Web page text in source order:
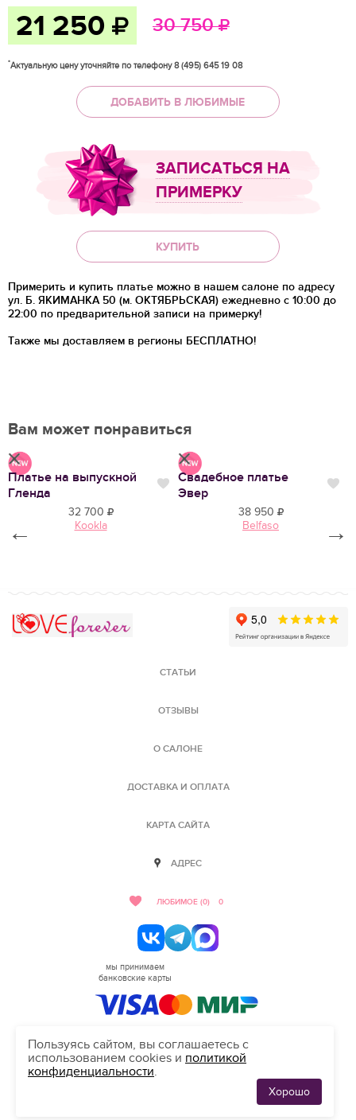
21 250 30 750
*Актуальную цену уточняйте по телефону 8 (495) 645 19 08
ДОБАВИТЬ В ЛЮБИМЫЕ
ЗАПИСАТЬСЯ НА
ПРИМЕРКУ
КУПИТЬ
Примерить и купить платье можно в нашем салоне по адресу
ул. Б. ЯКИМАНКА 50 (м. ОКТЯБРЬСКАЯ) ежедневно с 10:00 до
22:00 по предварительной записи на примерку!
Также мы доставляем в регионы БЕСПЛАТНО!
Вам может понравиться
Нравится
Платье на выпускной
Гленда
Нравится
32 700
Kookla
Свадебное платье
Эвер
38 950
Belfaso
← →
СТАТЬИ
ОТЗЫВЫ
О САЛОНЕ
ДОСТАВКА И ОПЛАТА
КАРТА САЙТА
АДРЕС
ЛЮБИМОЕ (0) 0
мы принимаем
банковские карты
HELLO@SALON-LOVE.RU
Пользуясь сайтом, вы соглашаетесь с
использованием cookies и политикой
конфиденциальности.
Хорошо